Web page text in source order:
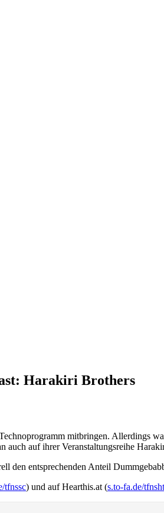
Harakiri Brothers
mitbringen. Allerdings
auch auf ihrer Veranstaltungsreihe
den entsprechenden Anteil
tfnssc) und auf Hearthis.at (s.to-fa.de/